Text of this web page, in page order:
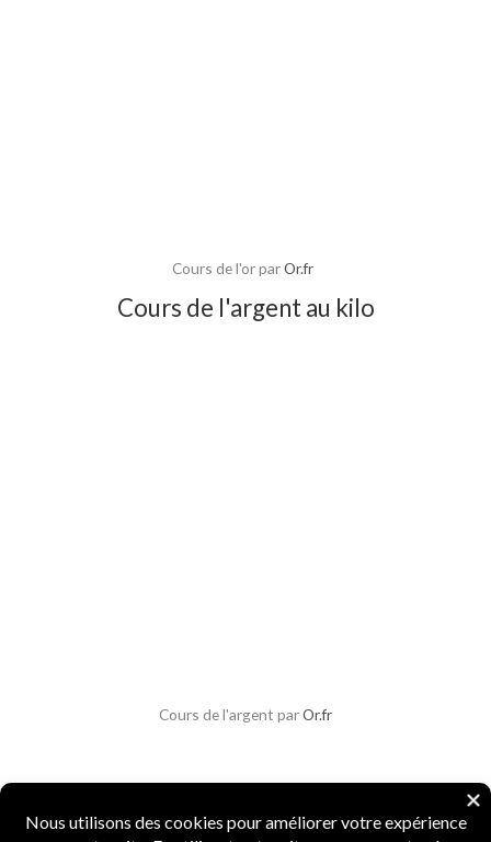
Cours de l'or parOr.fr
Cours de l'argent au kilo
Cours de l'argent parOr.fr
Copyright © 2026 Parlons Monnaies